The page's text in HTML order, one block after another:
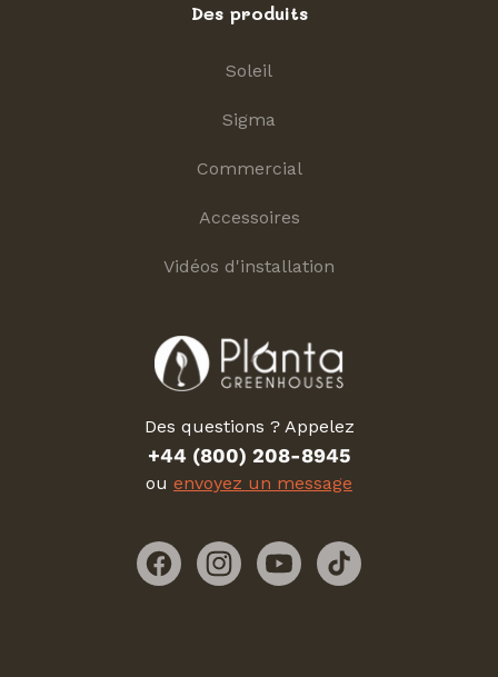
Des produits
Soleil
Sigma
Commercial
Accessoires
Vidéos d'installation
Des questions ? Appelez
+44 (800) 208-8945
ou envoyez un message
FacebookInstagramYouTubeTikTok